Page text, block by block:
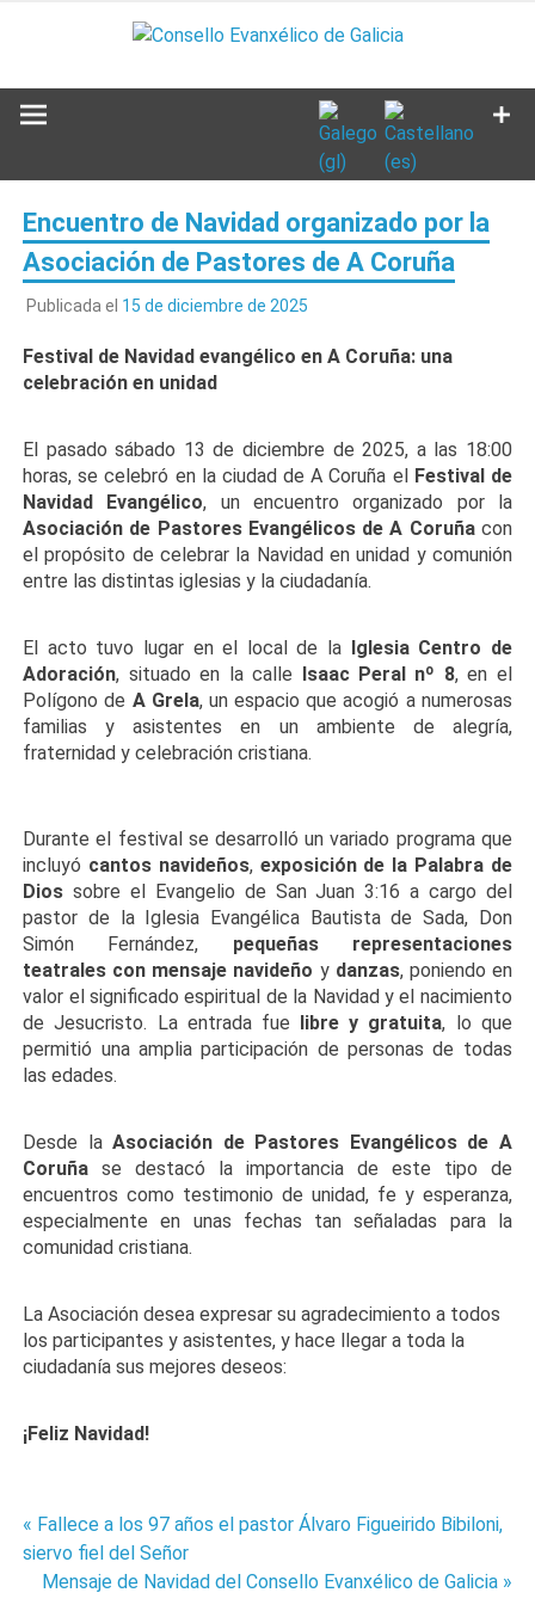
Encuentro de Navidad organizado por la
Asociación de Pastores de A Coruña
Publicada el 15 de diciembre de 2025
Festival de Navidad evangélico en A Coruña: una
celebración en unidad
El pasado sábado 13 de diciembre de 2025, a las 18:00
horas, se celebró en la ciudad de A Coruña el Festival de
Navidad Evangélico, un encuentro organizado por la
Asociación de Pastores Evangélicos de A Coruñacon
el propósito de celebrar la Navidad en unidad y comunión
entre las distintas iglesias y la ciudadanía.
El acto tuvo lugar en el local de la Iglesia Centro de
Adoración, situado en la calle Isaac Peral nº 8, en el
Polígono de A Grela, un espacio que acogió a numerosas
familias y asistentes en un ambiente de alegría,
fraternidad y celebración cristiana.
Durante el festival se desarrolló un variado programa que
incluyó cantos navideños, exposición de la Palabra de
Dios sobre el Evangelio de San Juan 3:16 a cargo del
pastor de la Iglesia Evangélica Bautista de Sada, Don
Simón Fernández, pequeñas representaciones
teatrales con mensaje navideño y danzas, poniendo en
valor el significado espiritual de la Navidad y el nacimiento
de Jesucristo. La entrada fue libre y gratuita, lo que
permitió una amplia participación de personas de todas
las edades.
Desde laAsociación de Pastores Evangélicos de A
Coruña se destacó la importancia de este tipo de
encuentros como testimonio de unidad, fe y esperanza,
especialmente en unas fechas tan señaladas para la
comunidad cristiana.
La Asociación desea expresar su agradecimiento a todos
los participantes y asistentes, y hace llegar a toda la
ciudadanía sus mejores deseos:
¡Feliz Navidad!
Navegación
de
« Fallece a los 97 años el pastor Álvaro Figueirido Bibiloni,
siervo fiel del Señor
Mensaje de Navidad del Consello Evanxélico de Galicia »